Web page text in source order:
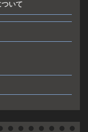
いて